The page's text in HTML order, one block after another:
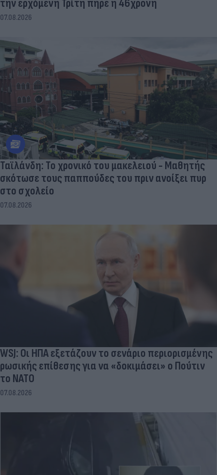
07.08.2026
Ταϊλάνδη: Το χρονικό του μακελειού - Μαθητής
σκότωσε τους παππούδες του πριν ανοίξει πυρ
στο σχολείο
07.08.2026
WSJ: Οι ΗΠΑ εξετάζουν το σενάριο περιορισμένης
ρωσικής επίθεσης για να «δοκιμάσει» ο Πούτιν
το ΝΑΤΟ
07.08.2026